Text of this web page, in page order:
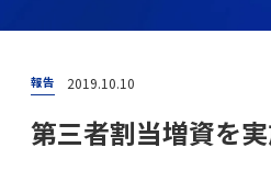
報告 2019.10.10
第三者割当増資を